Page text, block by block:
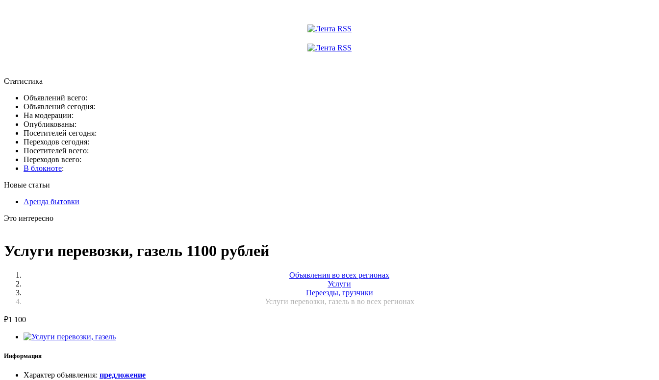
Статистика
Объявлений всего:
Объявлений сегодня:
На модерации:
Опубликованы:
Посетителей сегодня:
Переходов сегодня:
Посетителей всего:
Переходов всего:
В блокноте:
Новые статьи
Аренда бытовки
Это интересно
Услуги перевозки, газель 1100 рублей
Объявления во всех регионах
Услуги
Переезды, грузчики
Услуги перевозки, газель в во всех регионах
₽1 100
Информация
Характер объявления: предложение